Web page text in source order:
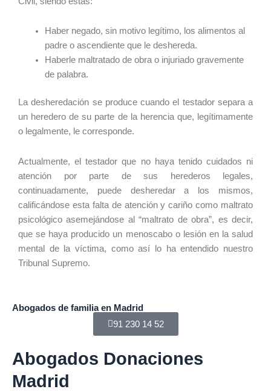
Haber negado, sin motivo legítimo, los alimentos al
padre o ascendiente que le deshereda.
Haberle maltratado de obra o injuriado gravemente
de palabra.
La desheredación se produce cuando el testador separa a
un heredero de su parte de la herencia que, legítimamente
o legalmente, le corresponde.
Actualmente, el testador que no haya tenido cuidados ni
atención por parte de sus herederos legales,
continuadamente, puede desheredar a los mismos,
calificándose esta falta de atención y cariño como maltrato
psicológico asemejándose al “maltrato de obra”, es decir,
que se haya producido un menoscabo o lesión en la salud
mental de la víctima, como así lo ha entendido nuestro
Tribunal Supremo.
Abogados de familia en Madrid
91 230 14 52
Abogados Donaciones
Madrid